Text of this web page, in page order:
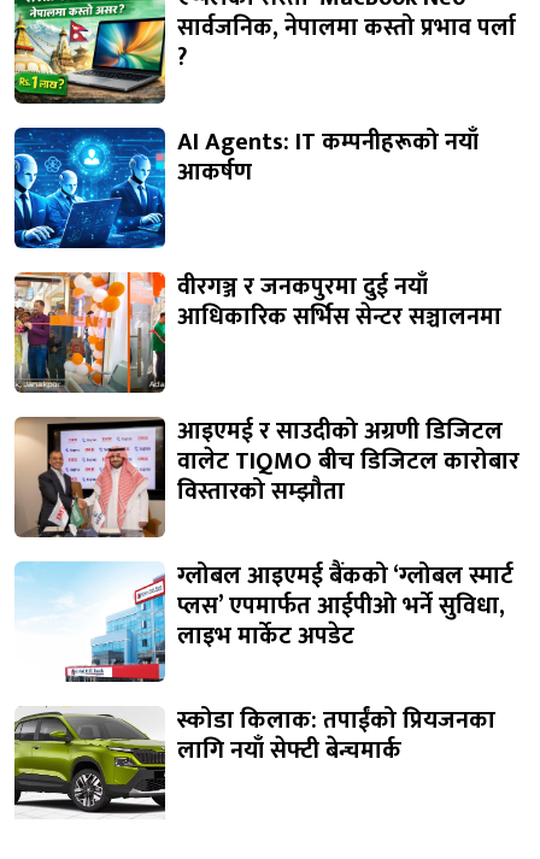
सार्वजनिक, नेपालमा कस्तो प्रभाव पर्ला
?
AI Agents: IT कम्पनीहरूको नयाँ
आकर्षण
वीरगञ्ज र जनकपुरमा दुई नयाँ
आधिकारिक सर्भिस सेन्टर सञ्चालनमा
आइएमई र साउदीको अग्रणी डिजिटल
वालेट TIQMO बीच डिजिटल कारोबार
विस्तारको सम्झौता
ग्लोबल आइएमई बैंकको ‘ग्लोबल स्मार्ट
प्लस’ एपमार्फत आईपीओ भर्ने सुविधा,
लाइभ मार्केट अपडेट
स्कोडा किलाक: तपाईंको प्रियजनका
लागि नयाँ सेफ्टी बेन्चमार्क